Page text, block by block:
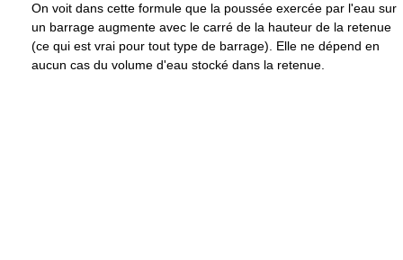
On voit dans cette formule que la poussée exercée par l'eau sur
un barrage augmente avec le carré de la hauteur de la retenue
(ce qui est vrai pour tout type de barrage). Elle ne dépend en
aucun cas du volume d'eau stocké dans la retenue.